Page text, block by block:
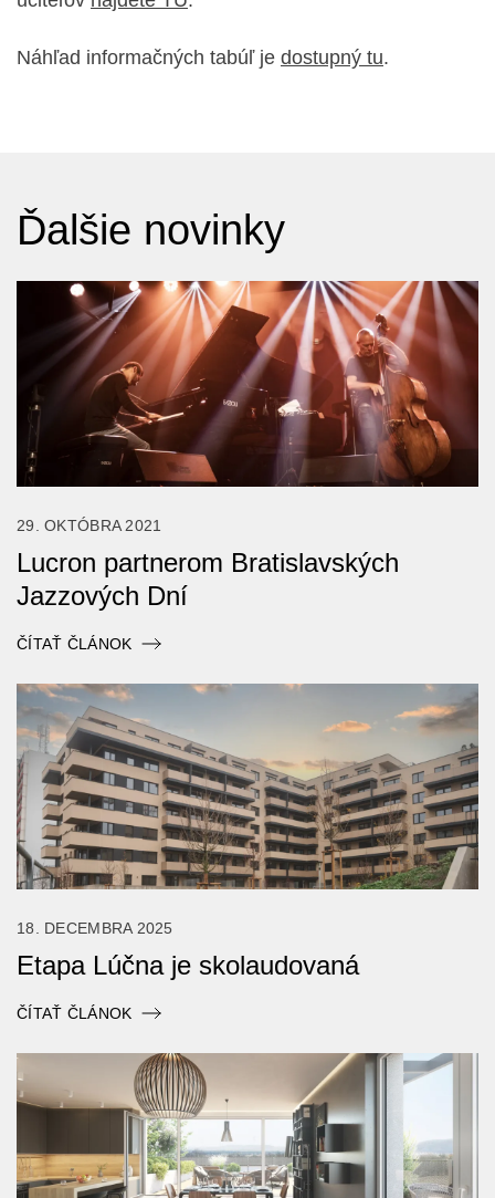
Náhľad informačných tabúľ je dostupný tu.
Ďalšie novinky
29. OKTÓBRA 2021
Lucron partnerom Bratislavských
Jazzových Dní
ČÍTAŤ ČLÁNOK
18. DECEMBRA 2025
Etapa Lúčna je skolaudovaná
ČÍTAŤ ČLÁNOK